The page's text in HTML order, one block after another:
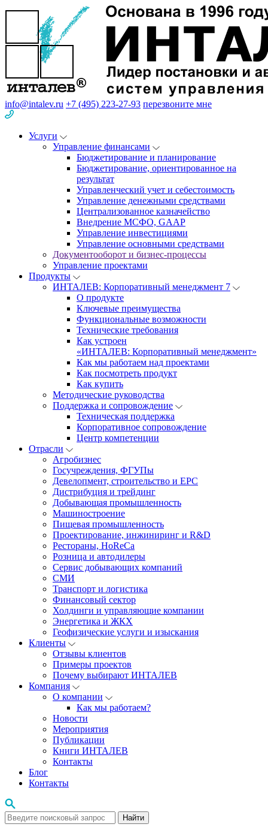
info@intalev.ru +7 (495) 223-27-93 перезвоните мне
Услуги
Управление финансами
Бюджетирование и планирование
Бюджетирование, ориентированное на
результат
Управленческий учет и себестоимость
Управление денежными средствами
Централизованное казначейство
Внедрение МСФО, GAAP
Управление инвестициями
Управление основными средствами
Документооборот и бизнес-процессы
Управление проектами
Продукты
ИНТАЛЕВ: Корпоративный менеджмент 7
О продукте
Ключевые преимущества
Функциональные возможности
Технические требования
Как устроен
«ИНТАЛЕВ: Корпоративный менеджмент»
Как мы работаем над проектами
Как посмотреть продукт
Как купить
Методические руководства
Поддержка и сопровождение
Техническая поддержка
Корпоративное сопровождение
Центр компетенции
Отрасли
Агробизнес
Госучреждения, ФГУПы
Девелопмент, строительство и EPC
Дистрибуция и трейдинг
Добывающая промышленность
Машиностроение
Пищевая промышленность
Проектирование, инжиниринг и R&D
Рестораны, HoReCa
Розница и автодилеры
Сервис добывающих компаний
СМИ
Транспорт и логистика
Финансовый сектор
Холдинги и управляющие компании
Энергетика и ЖКХ
Геофизические услуги и изыскания
Клиенты
Отзывы клиентов
Примеры проектов
Почему выбирают ИНТАЛЕВ
Компания
О компании
Как мы работаем?
Новости
Мероприятия
Публикации
Книги ИНТАЛЕВ
Контакты
Блог
Контакты
Найти